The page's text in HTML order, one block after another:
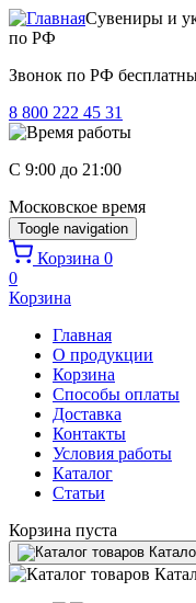
Перейти к основному
Сувениры и
по РФ
Звонок по РФ
8 800 222 45 31
C 9:00 до 21:00
Московское время
Toogle navigation
Корзина 0
0
Корзина
Главная
О продукции
Корзина
Способы оплаты
Доставка
Контакты
Условия работы
Каталог
Статьи
Корзина пуста